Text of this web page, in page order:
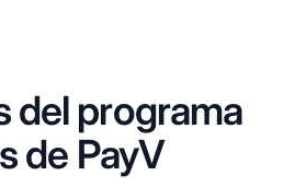
del programa
de PayV